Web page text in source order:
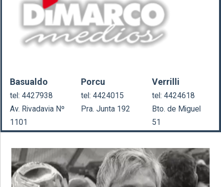
Basualdo
tel: 4427938
Av. Rivadavia Nº
1101
Porcu
tel: 4424015
Pra. Junta 192
Verrilli
tel: 4424618
Bto. de Miguel
51